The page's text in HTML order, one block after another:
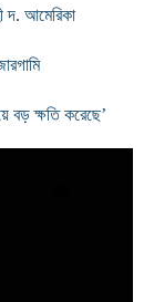
দ. আমেরিকা
বড় ক্ষতি করেছে’